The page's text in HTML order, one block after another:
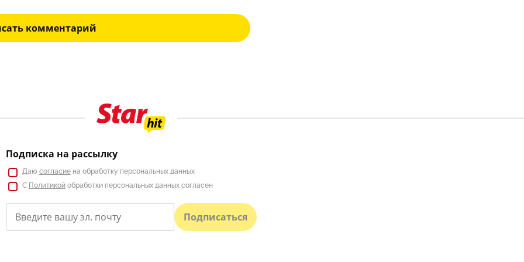
комментарий
Подписка на рассылку
Даю согласиена обработку персональных данных
С Политикойобработки персональных данных согласен
Подписаться